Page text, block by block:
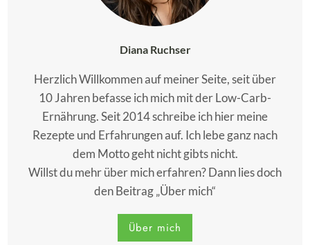
Diana Ruchser
Herzlich Willkommen auf meiner Seite, seit über
10 Jahren befasse ich mich mit der Low-Carb-
Ernährung. Seit 2014 schreibe ich hier meine
Rezepte und Erfahrungen auf. Ich lebe ganz nach
dem Motto geht nicht gibts nicht.
Willst du mehr über mich erfahren? Dann lies doch
den Beitrag „Über mich“
Über mich